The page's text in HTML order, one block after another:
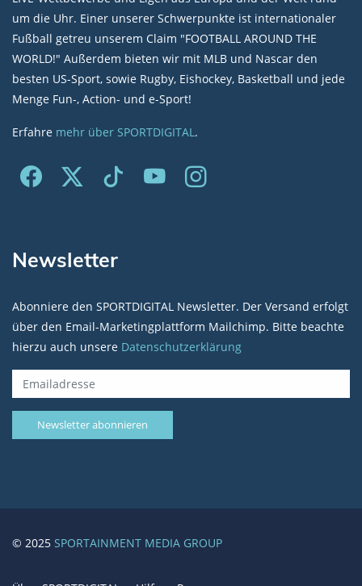
um die Uhr. Einer unserer Schwerpunkte ist internationaler
Fußball getreu unserem Claim "FOOTBALL AROUND THE
WORLD!" Außerdem bieten wir mit MLB und Nascar den
besten US-Sport, sowie Rugby, Eishockey, Basketball und jede
Menge Fun-, Action- und e-Sport!
Erfahre mehr über SPORTDIGITAL.
Newsletter
Abonniere den SPORTDIGITAL Newsletter. Der Versand erfolgt
über den Email-Marketingplattform Mailchimp. Bitte beachte
hierzu auch unsere Datenschutzerklärung
© 2025 SPORTAINMENT MEDIA GROUP